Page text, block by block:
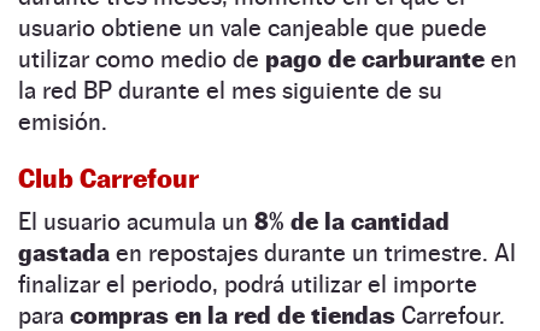
usuario obtiene un vale canjeable que puede
utilizar como medio de pago de carburante en
la red BP durante el mes siguiente de su
emisión.
Club Carrefour
El usuario acumula un 8% de la cantidad
gastada en repostajes durante un trimestre. Al
finalizar el periodo, podrá utilizar el importe
para compras en la red de tiendas Carrefour.